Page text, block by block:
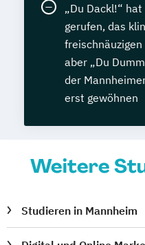
„Du Dackl!“
gerufen, das
aber „Du
der
erst gewöhnen
Weitere
Studieren in Mannheim